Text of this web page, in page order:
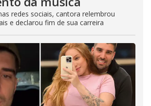
redes sociais, cantora relembrou
e declarou fim de sua carreira